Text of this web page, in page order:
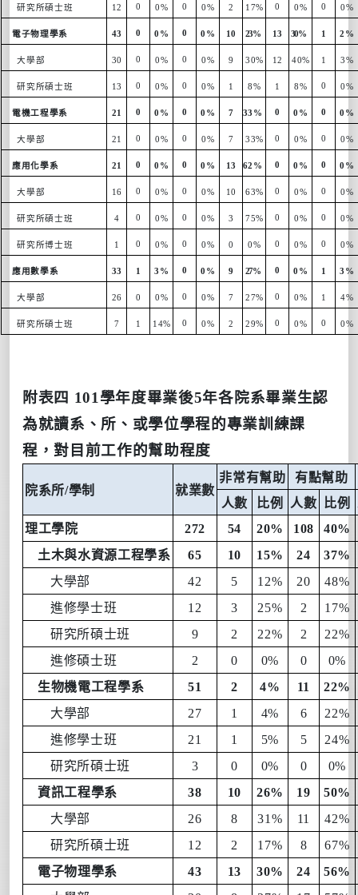
研究所碩士班 12 0 0% 0 0% 2 17% 0 0% 0 0%
電子物理學系 43 0 0% 0 0% 10 23% 13 30% 1 2%
大學部 30 0 0% 0 0% 9 30% 12 40% 1 3%
研究所碩士班 13 0 0% 0 0% 1 8% 1 8% 0 0%
電機工程學系 21 0 0% 0 0% 7 33% 0 0% 0 0%
大學部 21 0 0% 0 0% 7 33% 0 0% 0 0%
應用化學系 21 0 0% 0 0% 13 62% 0 0% 0 0%
大學部 16 0 0% 0 0% 10 63% 0 0% 0 0%
研究所碩士班 4 0 0% 0 0% 3 75% 0 0% 0 0%
研究所博士班 1 0 0% 0 0% 0 0% 0 0% 0 0%
應用數學系 33 1 3% 0 0% 9 27% 0 0% 1 3%
大學部 26 0 0% 0 0% 7 27% 0 0% 1 4%
研究所碩士班 7 1 14% 0 0% 2 29% 0 0% 0 0%
附表四 101 學年度畢業後5年各院系畢業生認
為就讀系、所、或學位學程的專業訓練課
程，對目前工作的幫助程度
院系所/學制 就業數
非常有幫助
有點幫助
人數
比例 人數 比例
理工學院
272 54 20% 108
40%
土木與水資源工程學系
65 10 15% 24
37%
大學部
42 5 12% 20
48%
進修學士班
12 3 25% 2
17%
研究所碩士班
9 2 22% 2
22%
進修碩士班
2 0 0% 0
0%
生物機電工程學系
51 2 4% 11
22%
大學部
27 1 4% 6
22%
進修學士班
21 1 5% 5
24%
研究所碩士班
3 0 0% 0
0%
資訊工程學系
38 10 26% 19
50%
大學部
26 8 31% 11
42%
研究所碩士班
12 2 17% 8
67%
電子物理學系
43 13 30% 24
56%